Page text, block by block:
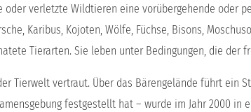
verletzte Wildtieren eine vorübergehende oder
Karibus, Kojoten, Wölfe, Füchse, Bisons,
Tierarten. Sie leben unter Bedingungen, die der
Tierwelt vertraut. Über das Bärengelände führt ein
festgestellt hat – wurde im Jahr 2000 in